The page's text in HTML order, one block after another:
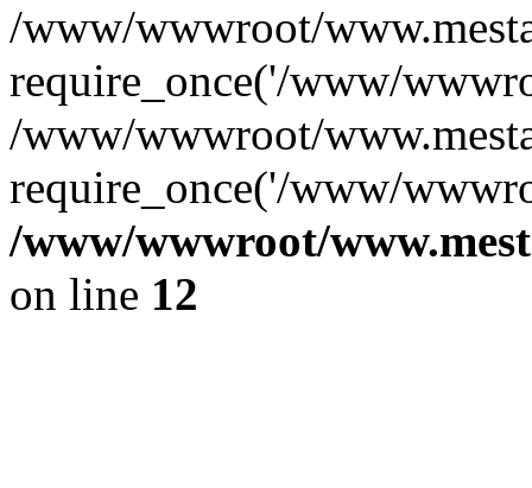
/www/wwwroot/
require_once('/www/
/www/wwwroot/
require_once('/www/
/www/wwwroot/
on line 12